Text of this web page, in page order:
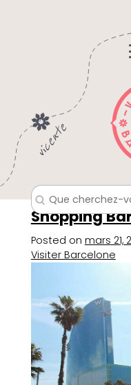
Shopping
Posted on mars 21,
Visiter Barcelone